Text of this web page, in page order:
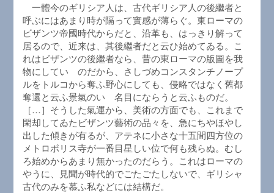
一體今のギリシア人は、古代ギリシア人の後繼者と
呼ぶにはあまり時が隔って實感が薄らぐ。東ローマの
ビザンツ帝國時代からだと、沿革も、はっきり解って
居るので、近来は、其後繼者だと云ひ始めてゐる。こ
れはビザンツの後繼者なら、昔の東ローマの版圖を我
物にしていゝのだから、さしづめコンスタンチノープ
ルをトルコから奪ふ野心にしても、侵略ではなく舊都
奪還と云ふ景氣のいゝ名目にならうと云ふものだ。
［…］そうした氣運から、美術の方面でも、これまで
閑却してゐたビザンツ藝術の品々を、急にちやほやし
出した傾きが有るが、アテネに小さな十五間四方位の
メトロポリス寺が一番目星しい位で何も残らぬ。むし
ろ始めからあまり無かったのだらう。これはローマの
やうに、見聞が時代的でごたごたしないで、ギリシャ
古代のみを慕ふ私などには結構だ。